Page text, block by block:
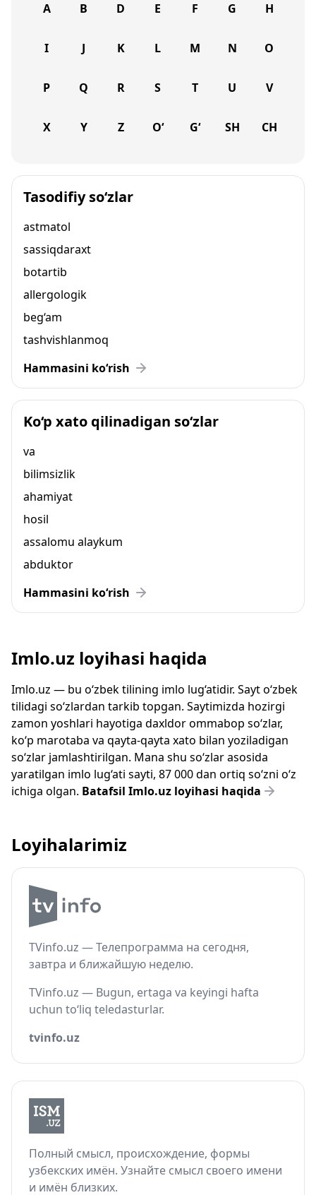
A B D E F G H
I J K L M N O
P Q R S T U V
X Y Z O‘ G‘ SH CH
Tasodifiy so‘zlar
astmatol
sassiqdaraxt
botartib
allergologik
beg‘am
tashvishlanmoq
Hammasini ko‘rish
Ko‘p xato qilinadigan so‘zlar
va
bilimsizlik
ahamiyat
hosil
assalomu alaykum
abduktor
Hammasini ko‘rish
Imlo.uz loyihasi haqida
Imlo.uz — bu o‘zbek tilining imlo lug‘atidir. Sayt o‘zbek
tilidagi so‘zlardan tarkib topgan. Saytimizda hozirgi
zamon yoshlari hayotiga daxldor ommabop so‘zlar,
ko‘p marotaba va qayta-qayta xato bilan yoziladigan
so‘zlar jamlashtirilgan. Mana shu so‘zlar asosida
yaratilgan imlo lug‘ati sayti, 87 000 dan ortiq so‘zni o‘z
ichiga olgan. Batafsil Imlo.uz loyihasi haqida
Loyihalarimiz
TVinfo.uz — Телепрограмма на сегодня,
завтра и ближайшую неделю.
TVinfo.uz — Bugun, ertaga va keyingi hafta
uchun to‘liq teledasturlar.
tvinfo.uz
Полный смысл, происхождение, формы
узбекских имён. Узнайте смысл своего имени
и имён близких.